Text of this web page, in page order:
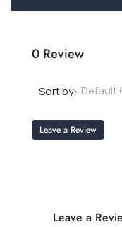
0 Review
Sort by: Default
Leave a Review
Leave a